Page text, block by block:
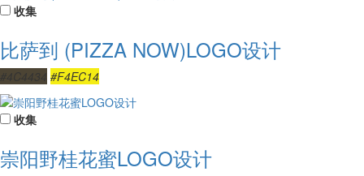
收集
比萨到 (PIZZA NOW)LOGO设计
#4C4434 #F4EC14
收集
崇阳野桂花蜜LOGO设计